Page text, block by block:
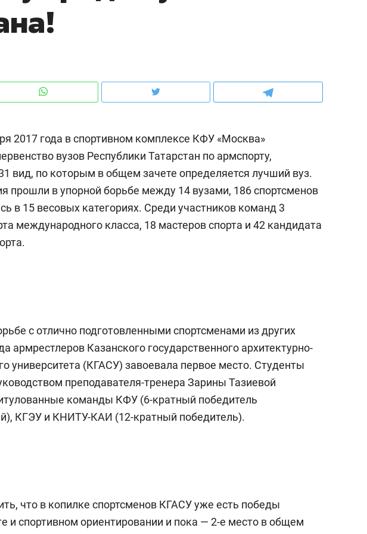
2017 года в спортивном комплексе КФУ «Москва»
вузов Республики Татарстан по армспорту,
вид, по которым в общем зачете определяется лучший вуз.
прошли в упорной борьбе между 14 вузами, 186 спортсменов
в 15 весовых категориях. Среди участников команд 3
международного класса, 18 мастеров спорта и 42 кандидата
с отлично подготовленными спортсменами из других
армрестлеров Казанского государственного архитектурно-
университета (КГАСУ) завоевала первое место. Студенты
преподавателя-тренера Зарины Тазиевой
команды КФУ (6-кратный победитель
КГЭУ и КНИТУ-КАИ (12-кратный победитель).
что в копилке спортсменов КГАСУ уже есть победы
и спортивном ориентировании и пока — 2-е место в общем
Рекомендуем
Как выжить ребенку без